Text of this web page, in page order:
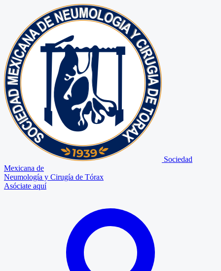
Sociedad
Mexicana de
Neumología y Cirugía de Tórax
Asóciate aquí